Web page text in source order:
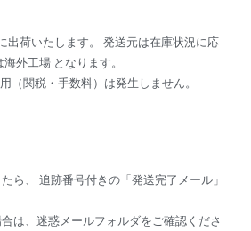
出荷いたします。 発送元は在庫状況に応
外工場 となります。
（関税・手数料）は発生しません。
ら、 追跡番号付きの「発送完了メール」
は、迷惑メールフォルダをご確認くださ